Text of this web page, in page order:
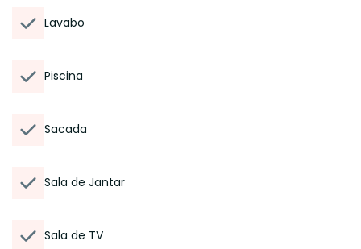
Lavabo
Piscina
Sacada
Sala de Jantar
Sala de TV